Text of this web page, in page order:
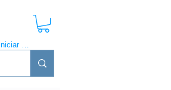
Iniciar sesión